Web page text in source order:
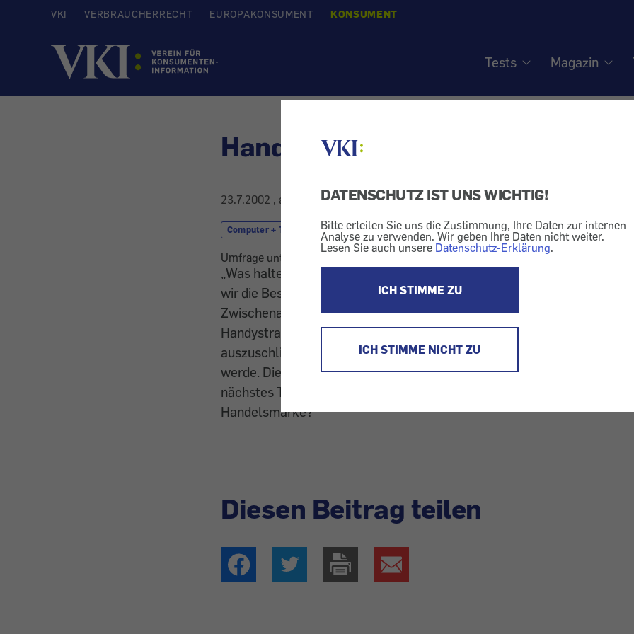
DATENSCHUTZ IST UNS WICHTIG!
Bitte erteilen Sie uns die Zustimmung, Ihre Daten zur internen
Analyse zu verwenden. Wir geben Ihre Daten nicht weiter.
Lesen Sie auch unsere Datenschutz-Erklärung.
ICH STIMME ZU
ICH STIMME NICHT ZU
VKI VERBRAUCHERRECHT EUROPAKONSUMENT KONSUMENT
Startseite
Tests Magazin
Handystrahlen - Zweifel
23.7.2002 , aktualisiert am24.7.2002
Computer + Telekom Handystrahlung
Umfrage unter Besuchern unserer Homepage.
„Was halten Sie von der Diskussion über die Gefährlichkeit von
wir die Besucher unserer Homepage im Juni. Die Mehrheit hat – so das
Zwischenauswertung – durchaus Verständnis für eine Skepsis
Handystrahlung. 38 Prozent der Teilnehmer meinten, dass langfristige
auszuschließen seien, jeder fünfte, dass die Bedrohung viel zu wenig
werde. Die aktuelle Frage wird zur ständigen Einrichtung auf unserer
nächstes Thema: Waschmittelkauf. Teures Markenwaschmittel – oder
Handelsmarke?
Diesen Beitrag teilen